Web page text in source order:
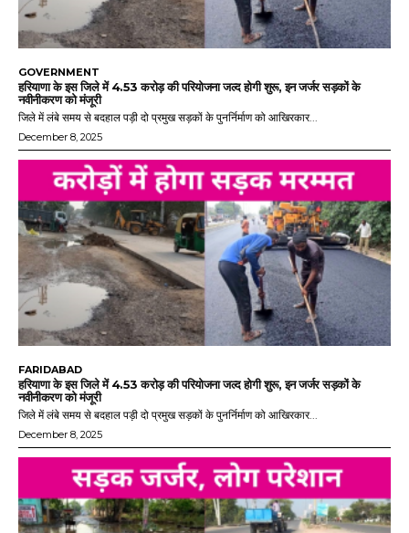
GOVERNMENT
हरियाणा के इस जिले में 4.53 करोड़ की परियोजना जल्द होगी शुरू, इन जर्जर सड़कों के
नवीनीकरण को मंजूरी
जिले में लंबे समय से बदहाल पड़ी दो प्रमुख सड़कों के पुनर्निर्माण को आखिरकार...
December 8, 2025
FARIDABAD
हरियाणा के इस जिले में 4.53 करोड़ की परियोजना जल्द होगी शुरू, इन जर्जर सड़कों के
नवीनीकरण को मंजूरी
जिले में लंबे समय से बदहाल पड़ी दो प्रमुख सड़कों के पुनर्निर्माण को आखिरकार...
December 8, 2025